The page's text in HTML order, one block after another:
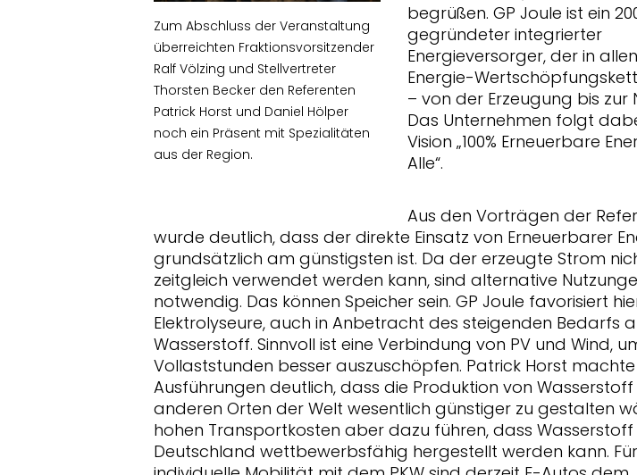
Zum Abschluss der Veranstaltung
überreichten Fraktionsvorsitzender
Ralf Völzing und Stellvertreter
Thorsten Becker den Referenten
Patrick Horst und Daniel Hölper
noch ein Präsent mit Spezialitäten
aus der Region.
begrüßen. GP Joule ist ein
gegründeter integrierter
Energieversorger, der in
Energie-
– von der Erzeugung bis zur
Das Unternehmen folgt
Vision „100% Erneuerbare
Alle“.
Aus den Vorträgen der
wurde deutlich, dass der direkte Einsatz von Erneuerbarer
grundsätzlich am günstigsten ist. Da der erzeugte Strom
zeitgleich verwendet werden kann, sind alternative
notwendig. Das können Speicher sein. GP Joule favorisiert
Elektrolyseure, auch in Anbetracht des steigenden Bedarfs
Wasserstoff. Sinnvoll ist eine Verbindung von PV und Wind,
Vollaststunden besser auszuschöpfen. Patrick Horst machte
Ausführungen deutlich, dass die Produktion von Wasserstoff
anderen Orten der Welt wesentlich günstiger zu gestalten
hohen Transportkosten aber dazu führen, dass Wasserstoff
Deutschland wettbewerbsfähig hergestellt werden kann.